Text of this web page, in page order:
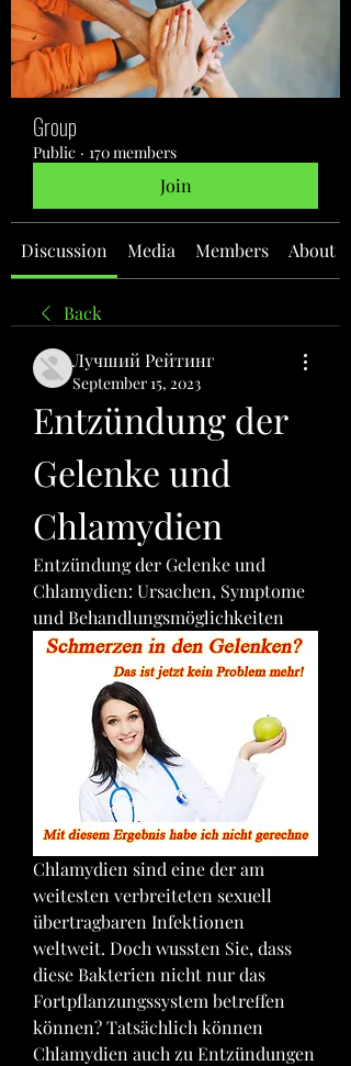
Group
Public · 170 members
Join
Discussion Media Members About
Back
Лучший Рейтинг
September 15, 2023
Entzündung der
Gelenke und
Chlamydien
Entzündung der Gelenke und
Chlamydien: Ursachen, Symptome
und Behandlungsmöglichkeiten
Chlamydien sind eine der am
weitesten verbreiteten sexuell
übertragbaren Infektionen
weltweit. Doch wussten Sie, dass
diese Bakterien nicht nur das
Fortpflanzungssystem betreffen
können? Tatsächlich können
Chlamydien auch zu Entzündungen